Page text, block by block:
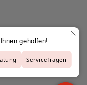
- Baustoffe online für